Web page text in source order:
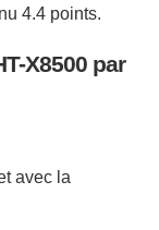
4.4 points.
X8500 par
avec la